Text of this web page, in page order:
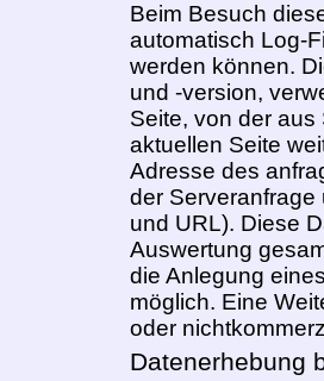
Beim Besuch
automatisch Log-
werden können.
und -version,
Seite, von der
aktuellen Seite
Adresse des
der Serveranfrage
und URL). Diese
Auswertung
die Anlegung
möglich. Eine
oder
Datenerhebung